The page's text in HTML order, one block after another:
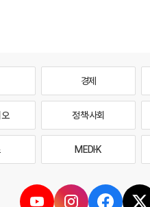
경제
정책·사회
MEDI·K